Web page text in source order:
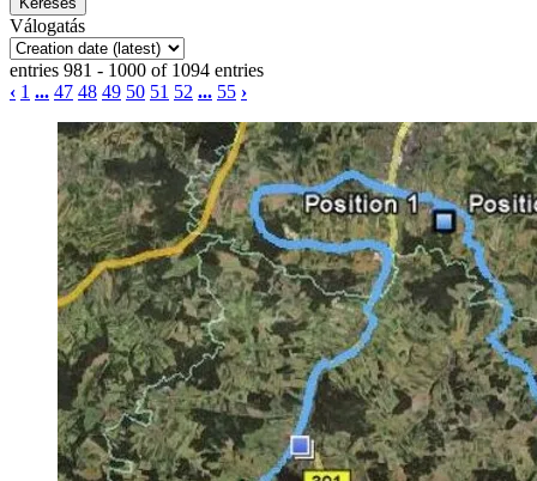
Válogatás
entries 981 - 1000 of 1094 entries
‹ 1 ... 47 48 49 50 51 52 ... 55 ›